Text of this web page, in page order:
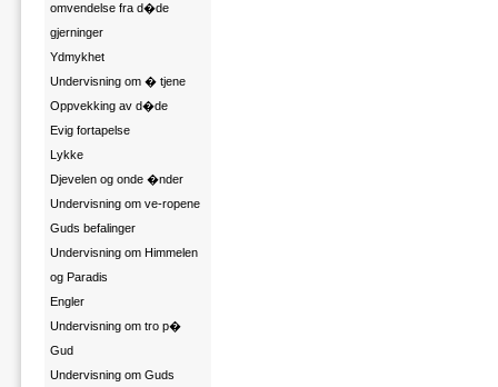
omvendelse fra d�de
gjerninger
Ydmykhet
Undervisning om � tjene
Oppvekking av d�de
Evig fortapelse
Lykke
Djevelen og onde �nder
Undervisning om ve-ropene
Guds befalinger
Undervisning om Himmelen
og Paradis
Engler
Undervisning om tro p�
Gud
Undervisning om Guds